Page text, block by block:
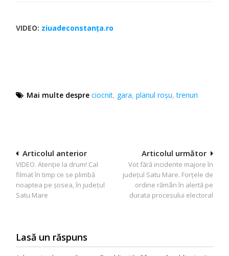
VIDEO: ziuadeconstanța.ro
Mai multe despre ciocnit, gara,planul roșu,trenuri
Navigare
în
articole
Articolul următor
Vot fără incidente majore în
județul Satu Mare. Forțele de
ordine rămân în alertă pe
durata procesului electoral
Articolul anterior
VIDEO. Atenție la drum! Cal
filmat în timp ce se plimbă
noaptea pe șosea, în județul
Satu Mare
Lasă un răspuns